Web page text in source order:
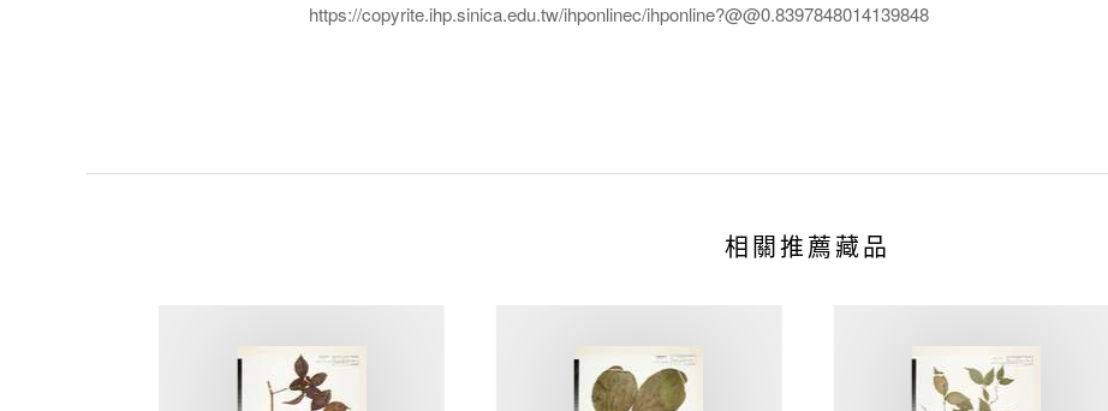
https://copyrite.ihp.sinica.edu.tw/ihponlinec/ihponline?@@0.8397848014139848
相關推薦藏品